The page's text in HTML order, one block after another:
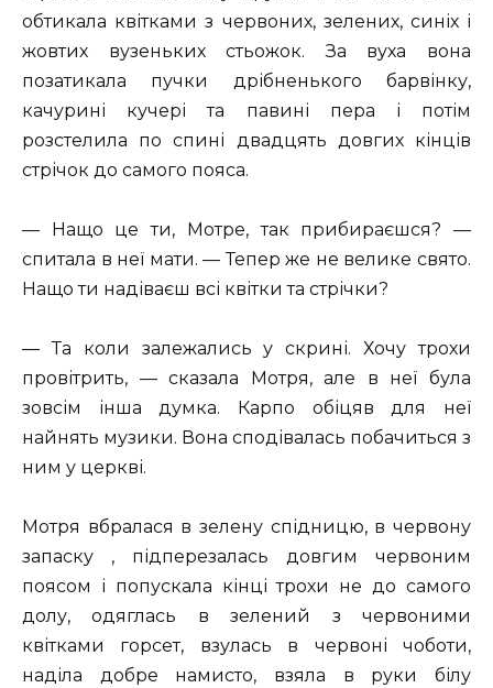
обтикала квітками з червоних, зелених, синіх і
жовтих вузеньких стьожок. За вуха вона
позатикала пучки дрібненького барвінку,
качурині кучері та павині пера і потім
розстелила по спині двадцять довгих кінців
стрічок до самого пояса.
— Нащо це ти, Мотре, так прибираєшся? —
спитала в неї мати. — Тепер же не велике свято.
Нащо ти надіваєш всі квітки та стрічки?
— Та коли залежались у скрині. Хочу трохи
провітрить, — сказала Мотря, але в неї була
зовсім інша думка. Карпо обіцяв для неї
найнять музики. Вона сподівалась побачиться з
ним у церкві.
Мотря вбралася в зелену спідницю, в червону
запаску , підперезалась довгим червоним
поясом і попускала кінці трохи не до самого
долу, одяглась в зелений з червоними
квітками горсет, взулась в червоні чоботи,
наділа добре намисто, взяла в руки білу